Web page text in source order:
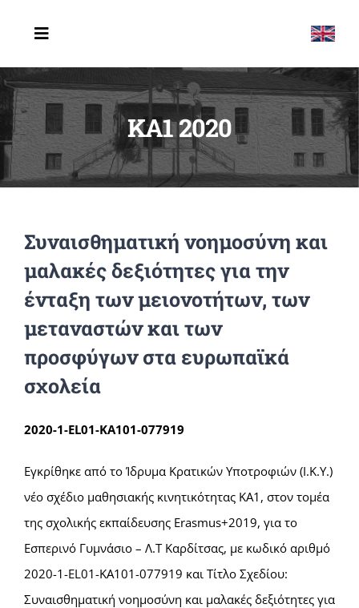
περιεχόμενο
Toggle
Navigation
ΑΡΧΙΚΗ
ΤΟ ΣΧΟΛΕΙΟ
ERASMUS
ΤΕΛΕΥΤΑΙΑ ΝΕΑ
ΕΠΙΚΟΙΝΩΝΙΑ
KA1 2020
Συναισθηματική νοημοσύνη και
μαλακές δεξιότητες για την
ένταξη των μειονοτήτων, των
μεταναστών και των
προσφύγων στα ευρωπαϊκά
σχολεία
2020-1-EL01-KA101-077919
Εγκρίθηκε από το Ίδρυμα Κρατικών Υποτροφιών (Ι.Κ.Υ.)
νέο σχέδιο μαθησιακής κινητικότητας ΚΑ1, στον τομέα
της σχολικής εκπαίδευσης Erasmus+2019, για το
Εσπερινό Γυμνάσιο – Λ.Τ Καρδίτσας, με κωδικό αριθμό
2020-1-EL01-KA101-077919 και Τίτλο Σχεδίου:
Συναισθηματική νοημοσύνη και μαλακές δεξιότητες για